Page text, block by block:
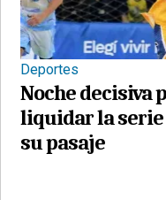
Deportes
Noche decisiva
liquidar la serie
su pasaje